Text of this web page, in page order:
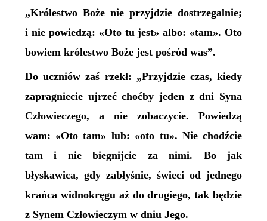
„Królestwo Boże nie przyjdzie dostrzegalnie;
i nie powiedzą: «Oto tu jest» albo: «tam». Oto
bowiem królestwo Boże jest pośród was”.
Do uczniów zaś rzekł: „Przyjdzie czas, kiedy
zapragniecie ujrzeć choćby jeden z dni Syna
Człowieczego, a nie zobaczycie. Powiedzą
wam: «Oto tam» lub: «oto tu». Nie chodźcie
tam i nie biegnijcie za nimi. Bo jak
błyskawica, gdy zabłyśnie, świeci od jednego
krańca widnokręgu aż do drugiego, tak będzie
z Synem Człowieczym w dniu Jego.